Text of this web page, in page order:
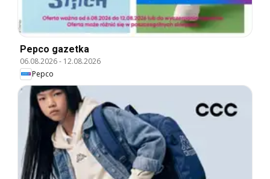
Pepco gazetka
06.08.2026- 12.08.2026
Pepco